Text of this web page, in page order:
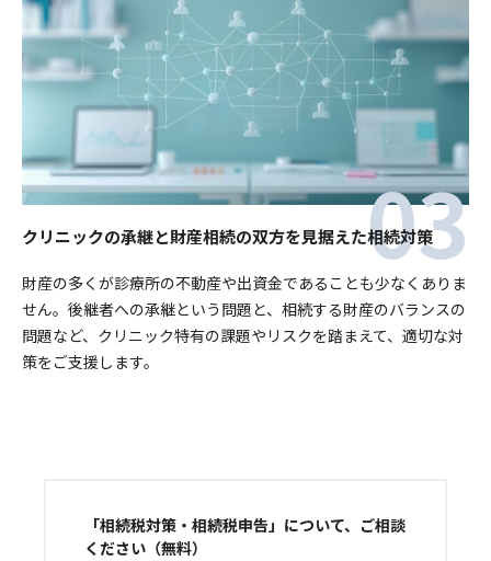
クリニックの承継と財産相続の双方を見据えた相続対策
財産の多くが診療所の不動産や出資金であることも少なくありま
せん。後継者への承継という問題と、相続する財産のバランスの
問題など、クリニック特有の課題やリスクを踏まえて、適切な対
策をご支援します。
「相続税対策・相続税申告」について、ご相談
ください（無料）